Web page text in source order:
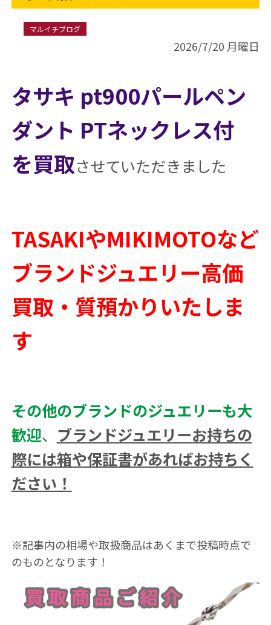
マルイチブログ
2026/7/20 月曜日
タサキ pt900パールペン
ダント PTネックレス付
を買取させていただきました
TASAKIやMIKIMOTOなど
ブランドジュエリー高価
買取・質預かりいたしま
す
その他のブランドのジュエリーも大
歓迎、 ブランドジュエリーお持ちの
際には箱や保証書があればお持ちく
ださい！
※記事内の相場や取扱商品はあくまで投稿時点で
のものとなります！